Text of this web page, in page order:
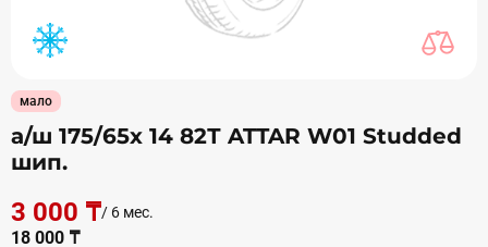
мало
а/ш 175/65х 14 82Т ATTAR W01 Studded
шип.
3 000 ₸/ 6 мес.
18 000 ₸